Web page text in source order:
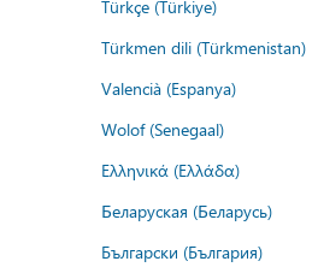
Türkçe (Türkiye)
Türkmen dili (Türkmenistan)
Valencià (Espanya)
Wolof (Senegaal)
Ελληνικά (Ελλάδα)
Беларуская (Беларусь)
Български (България)